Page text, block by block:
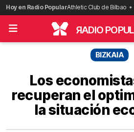
Saltar
al
contenido
Hoy en Radio PopularAthletic Club de Bilbao
RADIO
BIZKAIA
Los
recuperan el
la situación